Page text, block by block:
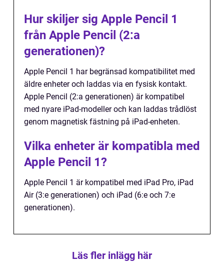
Hur skiljer sig Apple Pencil 1
från Apple Pencil (2:a
generationen)?
Apple Pencil 1 har begränsad kompatibilitet med
äldre enheter och laddas via en fysisk kontakt.
Apple Pencil (2:a generationen) är kompatibel
med nyare iPad-modeller och kan laddas trådlöst
genom magnetisk fästning på iPad-enheten.
Vilka enheter är kompatibla med
Apple Pencil 1?
Apple Pencil 1 är kompatibel med iPad Pro, iPad
Air (3:e generationen) och iPad (6:e och 7:e
generationen).
Läs fler inlägg här